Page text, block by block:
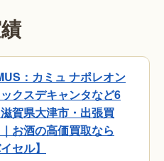
：カミュ ナポレオン
クスデキャンタなど6
賀県大津市・出張買
お酒の高価買取なら
イセル】